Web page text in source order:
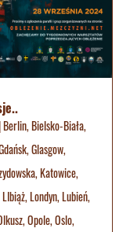
|Berlin,Bielsko-Biała,
,Glasgow,
,Katowice,
LIbiąż,Londyn,Lubień,
,Opole,Oslo,